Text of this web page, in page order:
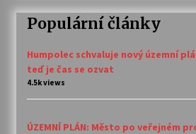
Populární články
Humpolec schvaluje nový územní
teď je čas se ozvat
4.5k views
ÚZEMNÍ PLÁN: Město po veřejném